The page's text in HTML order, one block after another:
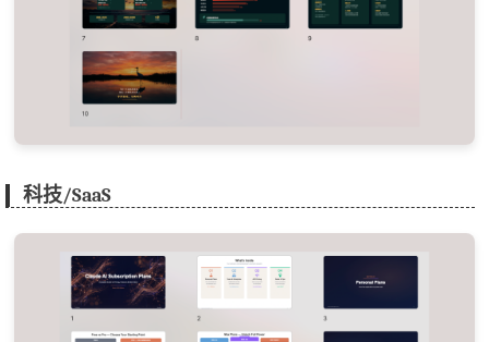
科技/SaaS